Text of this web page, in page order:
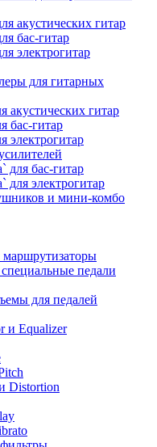
акустических гитар
бас-гитар
электрогитар
для гитарных
акустических гитар
бас-гитар
электрогитар
для бас-гитар
для электрогитар
и мини-комбо
педали
для педалей
и Equalizer
Distortion